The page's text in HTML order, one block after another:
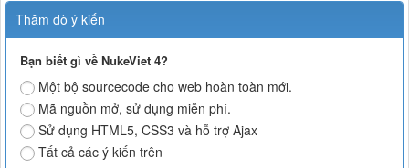
Thăm dò ý kiến
Bạn biết gì về NukeViet 4?
Một bộ sourcecode cho web hoàn toàn mới.
Mã nguồn mở, sử dụng miễn phí.
Sử dụng HTML5, CSS3 và hỗ trợ Ajax
Tất cả các ý kiến trên